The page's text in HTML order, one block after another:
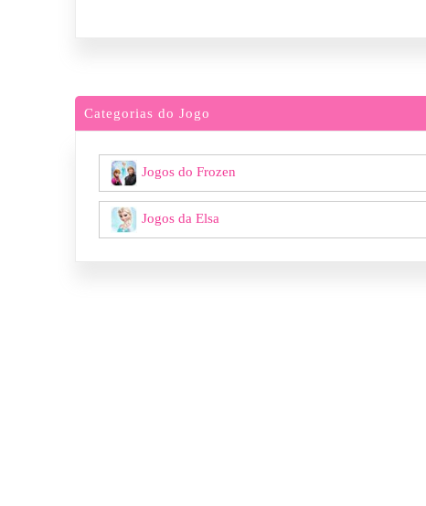
Categorias do Jogo
Jogos do Frozen
Jogos da Elsa